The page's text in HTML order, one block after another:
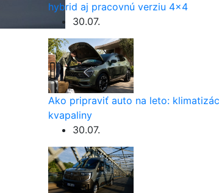
hybrid aj pracovnú verziu 4×4
30.07.
Ako pripraviť auto na leto:
kvapaliny
30.07.